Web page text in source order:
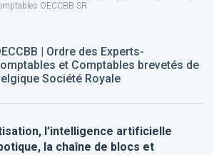
OECCBB SR
| Ordre des Experts-
et Comptables brevetés de
Société Royale
l’intelligence artificielle
la chaîne de blocs et